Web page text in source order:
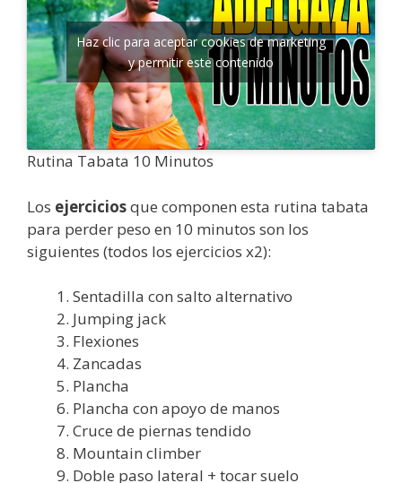
Haz clic para aceptar cookies de marketing
y permitir este contenido
Rutina Tabata 10 Minutos
Los ejerciciosque componen esta rutina tabata
para perder peso en 10 minutos son los
siguientes (todos los ejercicios x2):
Sentadilla con salto alternativo
Jumping jack
Flexiones
Zancadas
Plancha
Plancha con apoyo de manos
Cruce de piernas tendido
Mountain climber
Doble paso lateral + tocar suelo